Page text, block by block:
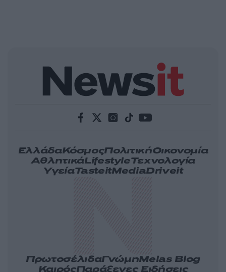
ΕλλάδαΚόσμοςΠολιτικήΟικονομία
ΑθλητικάLifestyleΤεχνολογία
ΥγείαTasteitMediaDriveit
ΠρωτοσέλιδαΓνώμηMelas Blog
ΚαιρόςΠαράξενες Ειδήσεις